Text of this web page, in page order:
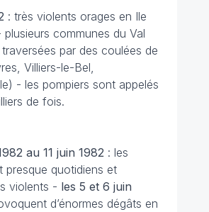
: très violents orages en Ile
plusieurs communes du Val
traversées par des coulées de
Villiers-le-Bel,
- les pompiers sont appelés
de fois.
au 11 juin 1982 : les
presque quotidiens et
violents - les 5 et 6 juin
d’énormes dégâts en